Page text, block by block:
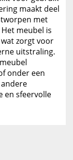
maakt deel
met
meubel is
zorgt voor
uitstraling.
onder een
en sfeervolle